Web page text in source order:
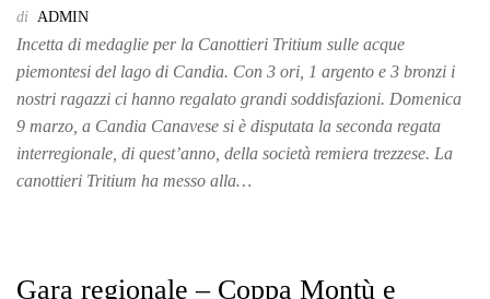
di ADMIN
Incetta di medaglie per la Canottieri Tritium sulle acque
piemontesi del lago di Candia. Con 3 ori, 1 argento e 3 bronzi i
nostri ragazzi ci hanno regalato grandi soddisfazioni. Domenica
9 marzo, a Candia Canavese si è disputata la seconda regata
interregionale, di quest’anno, della società remiera trezzese. La
canottieri Tritium ha messo alla…
Gara regionale – Coppa Montù e